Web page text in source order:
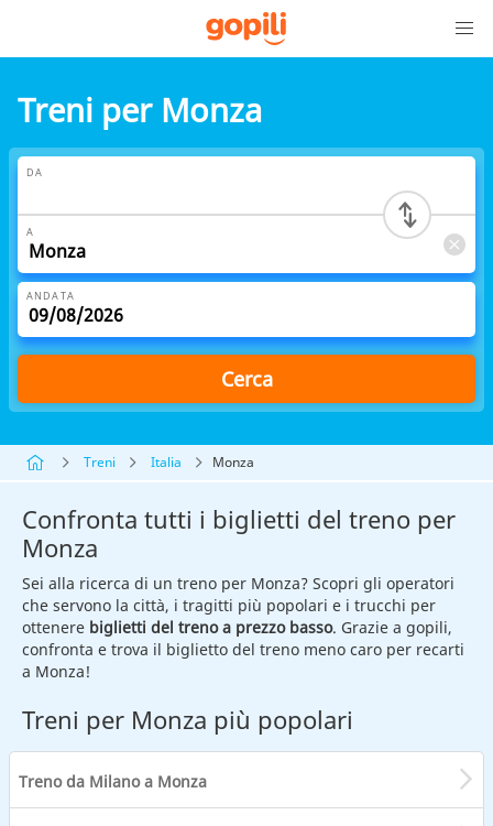
Treni per Monza
DA
A
ANDATA
Cerca
Treni Italia Monza
Confronta tutti i biglietti del treno per
Monza
Sei alla ricerca di un treno per Monza? Scopri gli operatori
che servono la città, i tragitti più popolari e i trucchi per
ottenere biglietti del treno a prezzo basso. Grazie a gopili,
confronta e trova il biglietto del treno meno caro per recarti
a Monza!
Treni per Monza più popolari
Treno da Milano a Monza